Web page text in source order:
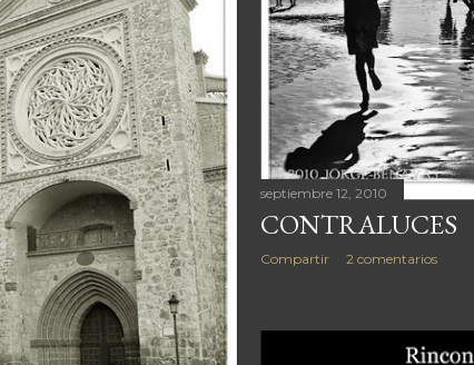
septiembre 12, 2010
CONTRALUCES
Compartir 2 comentarios